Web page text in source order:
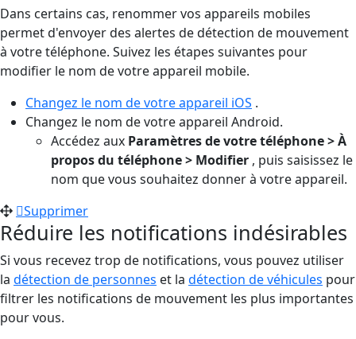
Dans certains cas, renommer vos appareils mobiles
permet d'envoyer des alertes de détection de mouvement
à votre téléphone. Suivez les étapes suivantes pour
modifier le nom de votre appareil mobile.
Changez le nom de votre appareil iOS .
Changez le nom de votre appareil Android.
Accédez aux Paramètres de votre téléphone > À
propos du téléphone > Modifier , puis saisissez le
nom que vous souhaitez donner à votre appareil.
Supprimer
Réduire les notifications indésirables
Si vous recevez trop de notifications, vous pouvez utiliser
la détection de personnes et la détection de véhicules pour
filtrer les notifications de mouvement les plus importantes
pour vous.